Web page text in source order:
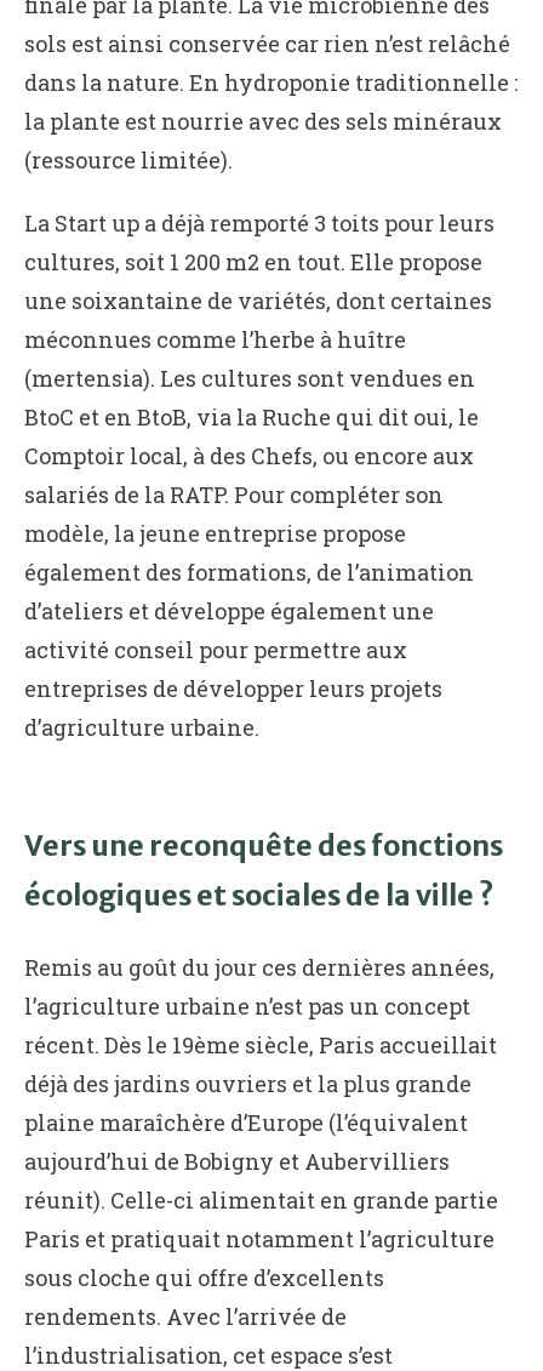
sols est ainsi conservée car rien n’est relâché
dans la nature. En hydroponie traditionnelle :
la plante est nourrie avec des sels minéraux
(ressource limitée).
La Start up a déjà remporté 3 toits pour leurs
cultures, soit 1 200 m2 en tout. Elle propose
une soixantaine de variétés, dont certaines
méconnues comme l’herbe à huître
(mertensia). Les cultures sont vendues en
BtoC et en BtoB, via la Ruche qui dit oui, le
Comptoir local, à des Chefs, ou encore aux
salariés de la RATP. Pour compléter son
modèle, la jeune entreprise propose
également des formations, de l’animation
d’ateliers et développe également une
activité conseil pour permettre aux
entreprises de développer leurs projets
d’agriculture urbaine.
Vers une reconquête des fonctions
écologiques et sociales de la ville ?
Remis au goût du jour ces dernières années,
l’agriculture urbaine n’est pas un concept
récent. Dès le 19ème siècle, Paris accueillait
déjà des jardins ouvriers et la plus grande
plaine maraîchère d’Europe (l’équivalent
aujourd’hui de Bobigny et Aubervilliers
réunit). Celle-ci alimentait en grande partie
Paris et pratiquait notamment l’agriculture
sous cloche qui offre d’excellents
rendements. Avec l’arrivée de
l’industrialisation, cet espace s’est